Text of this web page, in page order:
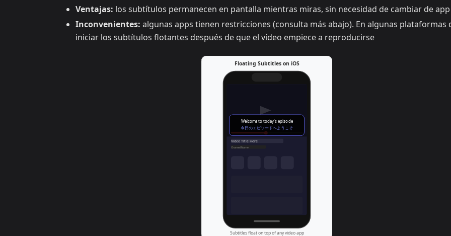
Ventajas: los subtítulos permanecen en pantalla mientras miras, sin necesidad de cambiar de app
Inconvenientes: algunas apps tienen restricciones (consulta más abajo). En algunas plataformas
iniciar los subtítulos flotantes después de que el vídeo empiece a reproducirse